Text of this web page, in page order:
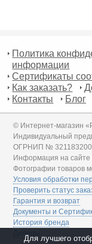
Политика
информации
Сертификаты
Как заказать?
Контакты
Блог
© Интернет-магазин
Индивидуальный
ОГРНИП №
Информация на сайте
Фотографии товаров
Условия обработки
Проверить статус
Гарантия и возврат
Документы и
История бренда
Дилеры
Для лучшего